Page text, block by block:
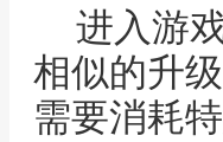
进入游
相似的升
需要消耗